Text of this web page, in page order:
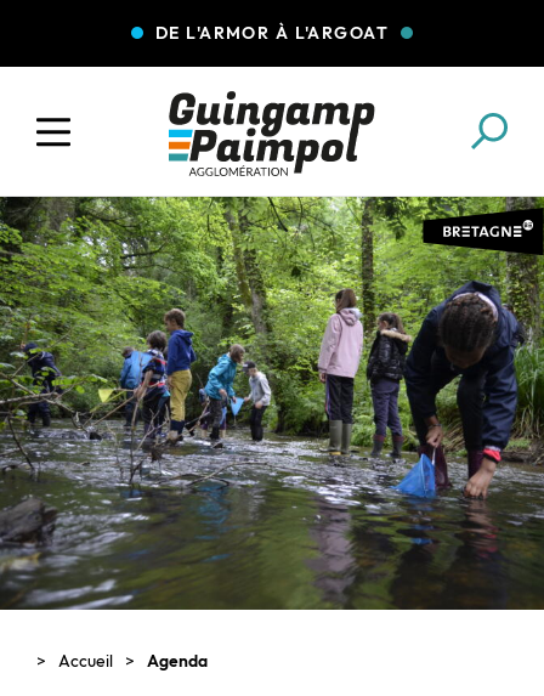
DE L'ARMOR À L'ARGOAT
COLLECTE DES DÉCHETS EAU ET ASSAINISSEMENT
ENFANCE JEUNESSE L'AGGLO' RECRUTE
ASSOCIATIONS PISCINES
Accueil Agenda